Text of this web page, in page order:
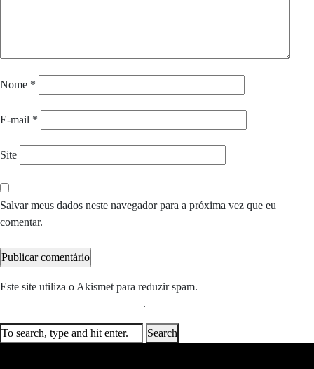
Nome *
E-mail *
Site
Salvar meus dados neste navegador para a próxima vez que eu
comentar.
Este site utiliza o Akismet para reduzir spam.
.
Search